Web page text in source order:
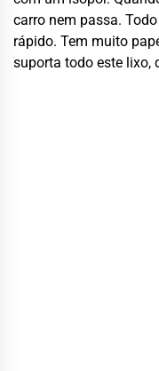
carro nem passa.
rápido. Tem muito
suporta todo este lixo,